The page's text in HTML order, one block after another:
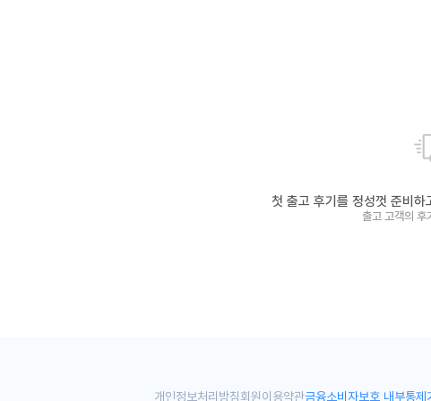
국산차/수입차 전차종
물량확보! 7일 이내 즉
첫 출고 후기를 정성껏 준비
출고 고객의 후
개인정보처리방침회원이용약관금융소비자보호 내부통제